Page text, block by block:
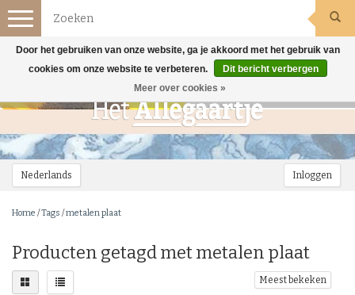
Nederlands Inloggen
Toggle
navigation
Home /Tags /metalen plaat
Producten getagd met metalen plaat
Meest bekeken
Door het gebruiken van onze website, ga je akkoord met het gebruik van
cookies om onze website te verbeteren.
Dit bericht verbergen
Meer over cookies »